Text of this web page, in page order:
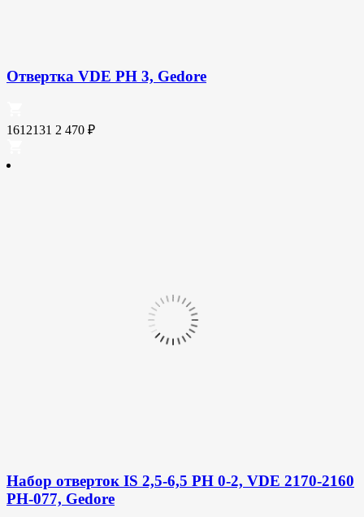
Отвертка VDE PH 3, Gedore
1612131 2 470 ₽
Набор отверток IS 2,5-6,5 PH 0-2, VDE 2170-2160
PH-077, Gedore